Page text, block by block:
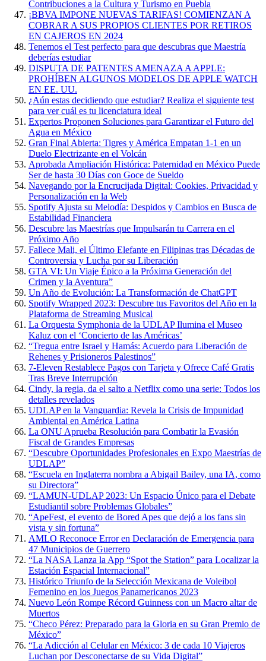
Contribuciones a la Cultura y Turismo en Puebla
¡BBVA IMPONE NUEVAS TARIFAS! COMIENZAN A
COBRAR A SUS PROPIOS CLIENTES POR RETIROS
EN CAJEROS EN 2024
Tenemos el Test perfecto para que descubras que Maestría
deberías estudiar
DISPUTA DE PATENTES AMENAZA A APPLE:
PROHÍBEN ALGUNOS MODELOS DE APPLE WATCH
EN EE. UU.
¿Aún estas decidiendo que estudiar? Realiza el siguiente test
para ver cuál es tu licenciatura ideal
Expertos Proponen Soluciones para Garantizar el Futuro del
Agua en México
Gran Final Abierta: Tigres y América Empatan 1-1 en un
Duelo Electrizante en el Volcán
Aprobada Ampliación Histórica: Paternidad en México Puede
Ser de hasta 30 Días con Goce de Sueldo
Navegando por la Encrucijada Digital: Cookies, Privacidad y
Personalización en la Web
Spotify Ajusta su Melodía: Despidos y Cambios en Busca de
Estabilidad Financiera
Descubre las Maestrías que Impulsarán tu Carrera en el
Próximo Año
Fallece Mali, el Último Elefante en Filipinas tras Décadas de
Controversia y Lucha por su Liberación
GTA VI: Un Viaje Épico a la Próxima Generación del
Crimen y la Aventura”
Un Año de Evolución: La Transformación de ChatGPT
Spotify Wrapped 2023: Descubre tus Favoritos del Año en la
Plataforma de Streaming Musical
La Orquesta Symphonia de la UDLAP Ilumina el Museo
Kaluz con el ‘Concierto de las Américas’
“Tregua entre Israel y Hamás: Acuerdo para Liberación de
Rehenes y Prisioneros Palestinos”
7-Eleven Restablece Pagos con Tarjeta y Ofrece Café Gratis
Tras Breve Interrupción
Cindy, la regia, da el salto a Netflix como una serie: Todos los
detalles revelados
UDLAP en la Vanguardia: Revela la Crisis de Impunidad
Ambiental en América Latina
La ONU Aprueba Resolución para Combatir la Evasión
Fiscal de Grandes Empresas
“Descubre Oportunidades Profesionales en Expo Maestrías de
UDLAP”
“Escuela en Inglaterra nombra a Abigail Bailey, una IA, como
su Directora”
“LAMUN-UDLAP 2023: Un Espacio Único para el Debate
Estudiantil sobre Problemas Globales”
“ApeFest, el evento de Bored Apes que dejó a los fans sin
vista y sin fortuna”
AMLO Reconoce Error en Declaración de Emergencia para
47 Municipios de Guerrero
“La NASA Lanza la App “Spot the Station” para Localizar la
Estación Espacial Internacional”
Histórico Triunfo de la Selección Mexicana de Voleibol
Femenino en los Juegos Panamericanos 2023
Nuevo León Rompe Récord Guinness con un Macro altar de
Muertos
“Checo Pérez: Preparado para la Gloria en su Gran Premio de
México”
“La Adicción al Celular en México: 3 de cada 10 Viajeros
Luchan por Desconectarse de su Vida Digital”